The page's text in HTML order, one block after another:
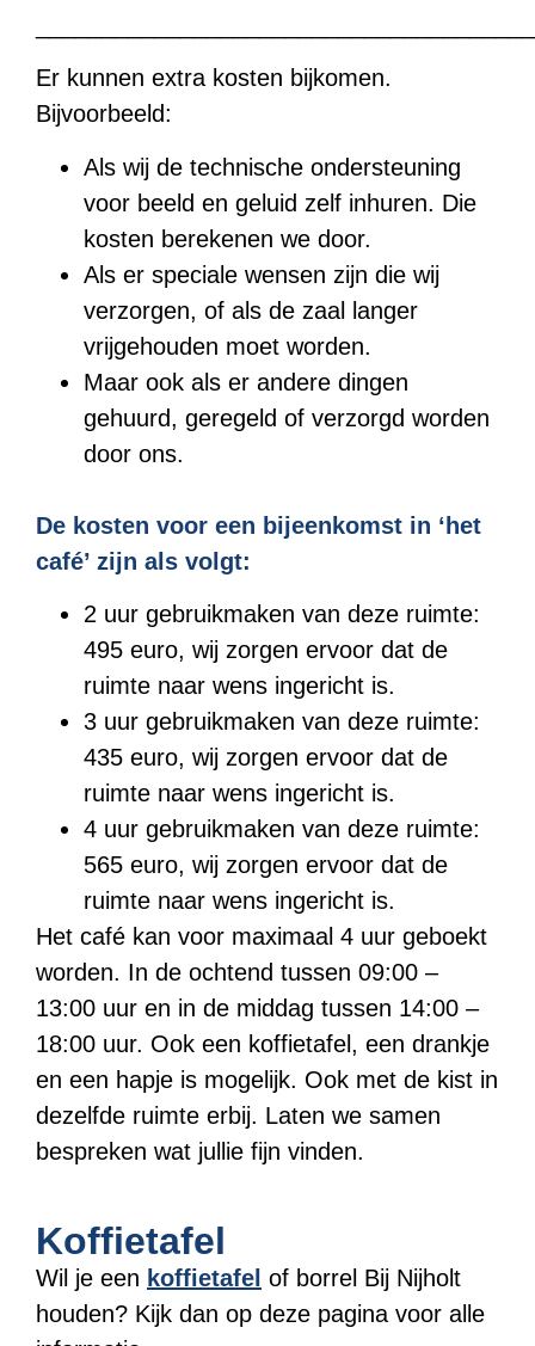
Er kunnen extra kosten bijkomen.
Bijvoorbeeld:
Als wij de technische ondersteuning
voor beeld en geluid zelf inhuren. Die
kosten berekenen we door.
Als er speciale wensen zijn die wij
verzorgen, of als de zaal langer
vrijgehouden moet worden.
Maar ook als er andere dingen
gehuurd, geregeld of verzorgd worden
door ons.
De kosten voor een bijeenkomst in ‘het
café’ zijn als volgt:
2 uur gebruikmaken van deze ruimte:
495 euro, wij zorgen ervoor dat de
ruimte naar wens ingericht is.
3 uur gebruikmaken van deze ruimte:
435 euro, wij zorgen ervoor dat de
ruimte naar wens ingericht is.
4 uur gebruikmaken van deze ruimte:
565 euro, wij zorgen ervoor dat de
ruimte naar wens ingericht is.
Het café kan voor maximaal 4 uur geboekt
worden. In de ochtend tussen 09:00 –
13:00 uur en in de middag tussen 14:00 –
18:00 uur. Ook een koffietafel, een drankje
en een hapje is mogelijk. Ook met de kist in
dezelfde ruimte erbij. Laten we samen
bespreken wat jullie fijn vinden.
Koffietafel
Wil je een koffietafel of borrel Bij Nijholt
houden? Kijk dan op deze pagina voor alle